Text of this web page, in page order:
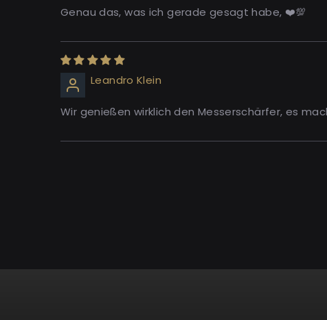
Genau das, was ich gerade gesagt habe, ❤️💯
Leandro Klein
Wir genießen wirklich den Messerschärfer, es